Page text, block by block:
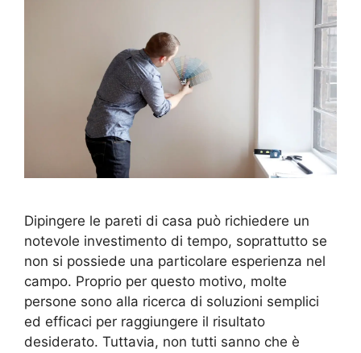
Dipingere le pareti di casa può richiedere un
notevole investimento di tempo, soprattutto se
non si possiede una particolare esperienza nel
campo. Proprio per questo motivo, molte
persone sono alla ricerca di soluzioni semplici
ed efficaci per raggiungere il risultato
desiderato. Tuttavia, non tutti sanno che è